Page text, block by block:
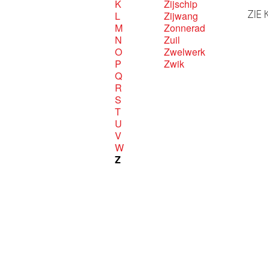
K
L
M
N
O
P
Q
R
S
T
U
V
W
Z
Zijschip
Zijwang
Zonnerad
Zuil
Zwelwerk
Zwik
ZIE